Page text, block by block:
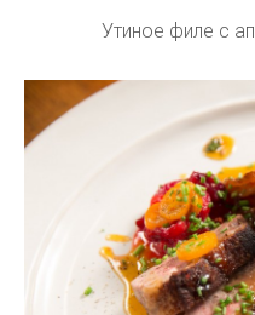
Утиное филе с